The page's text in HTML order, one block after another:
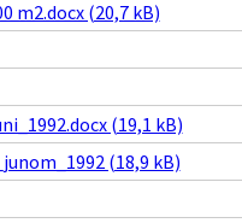
m2.docx (20,7 kB)
(19,1 kB)
(18,9 kB)